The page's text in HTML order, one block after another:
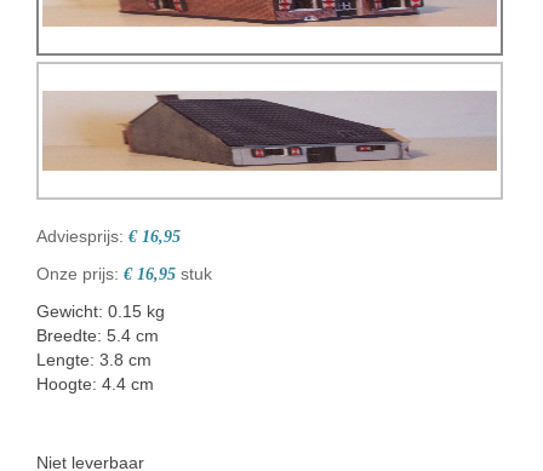
Adviesprijs: € 16,95
Onze prijs: € 16,95 stuk
Gewicht: 0.15 kg
Breedte: 5.4 cm
Lengte: 3.8 cm
Hoogte: 4.4 cm
Niet leverbaar